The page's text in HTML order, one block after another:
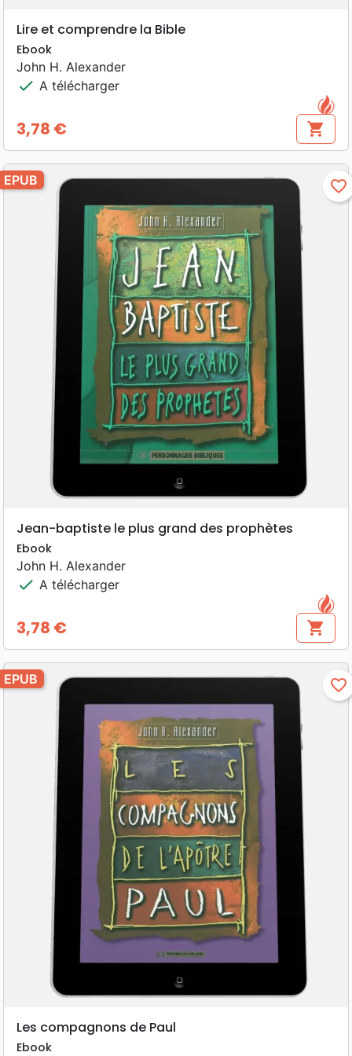
Lire et comprendre la Bible
Ebook
John H. Alexander
check A télécharger
Prix
3,78 € shopping_cart
EPUB favorite_border
Jean-baptiste le plus grand des prophètes
Ebook
John H. Alexander
check A télécharger
Prix
3,78 € shopping_cart
EPUB favorite_border
Les compagnons de Paul
Ebook